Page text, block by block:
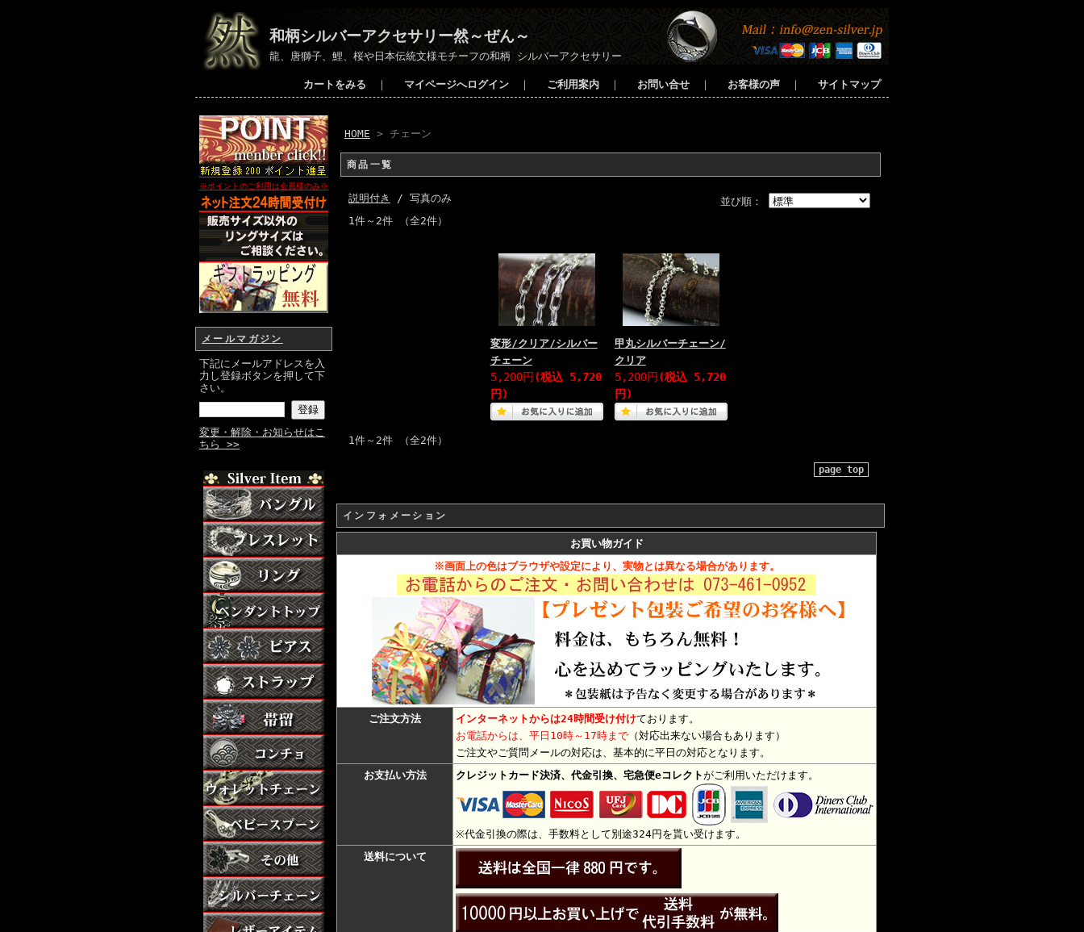
和柄シルバーアクセサリー然～ぜん～
龍、唐獅子、鯉、桜や日本伝統文様モチーフの和柄 シルバーアクセサリー
カートをみる ｜ マイページへログイン ｜ ご利用案内 ｜ お問い合せ ｜ お客様の声 ｜ サイトマップ
※ポイントのご利用は会員様のみ※
メールマガジン
下記にメールアドレスを入
力し登録ボタンを押して下
さい。
変更・解除・お知らせはこ
ちら >>
HOME > チェーン
商品一覧
並び順：
説明付き
/ 写真のみ
1件～2件 （全2件）
変形/クリア/シルバー
チェーン
5,200円 (税込 5,720
円)
甲丸シルバーチェーン/
クリア
5,200円 (税込 5,720
円)
1件～2件 （全2件）
page top
インフォメーション
お買い物ガイド
※画面上の色はブラウザや設定により、実物とは異なる場合があります。
ご注文方法 インターネットからは24時間受け付けております。
お電話からは、平日10時～17時まで （対応出来ない場合もあります）
ご注文やご質問メールの対応は、基本的に平日の対応となります。
お支払い方法
クレジットカード決済、代金引換、宅急便eコレクトがご利用いただけます。
※代金引換の際は、手数料として別途324円を貰い受けます。
送料について